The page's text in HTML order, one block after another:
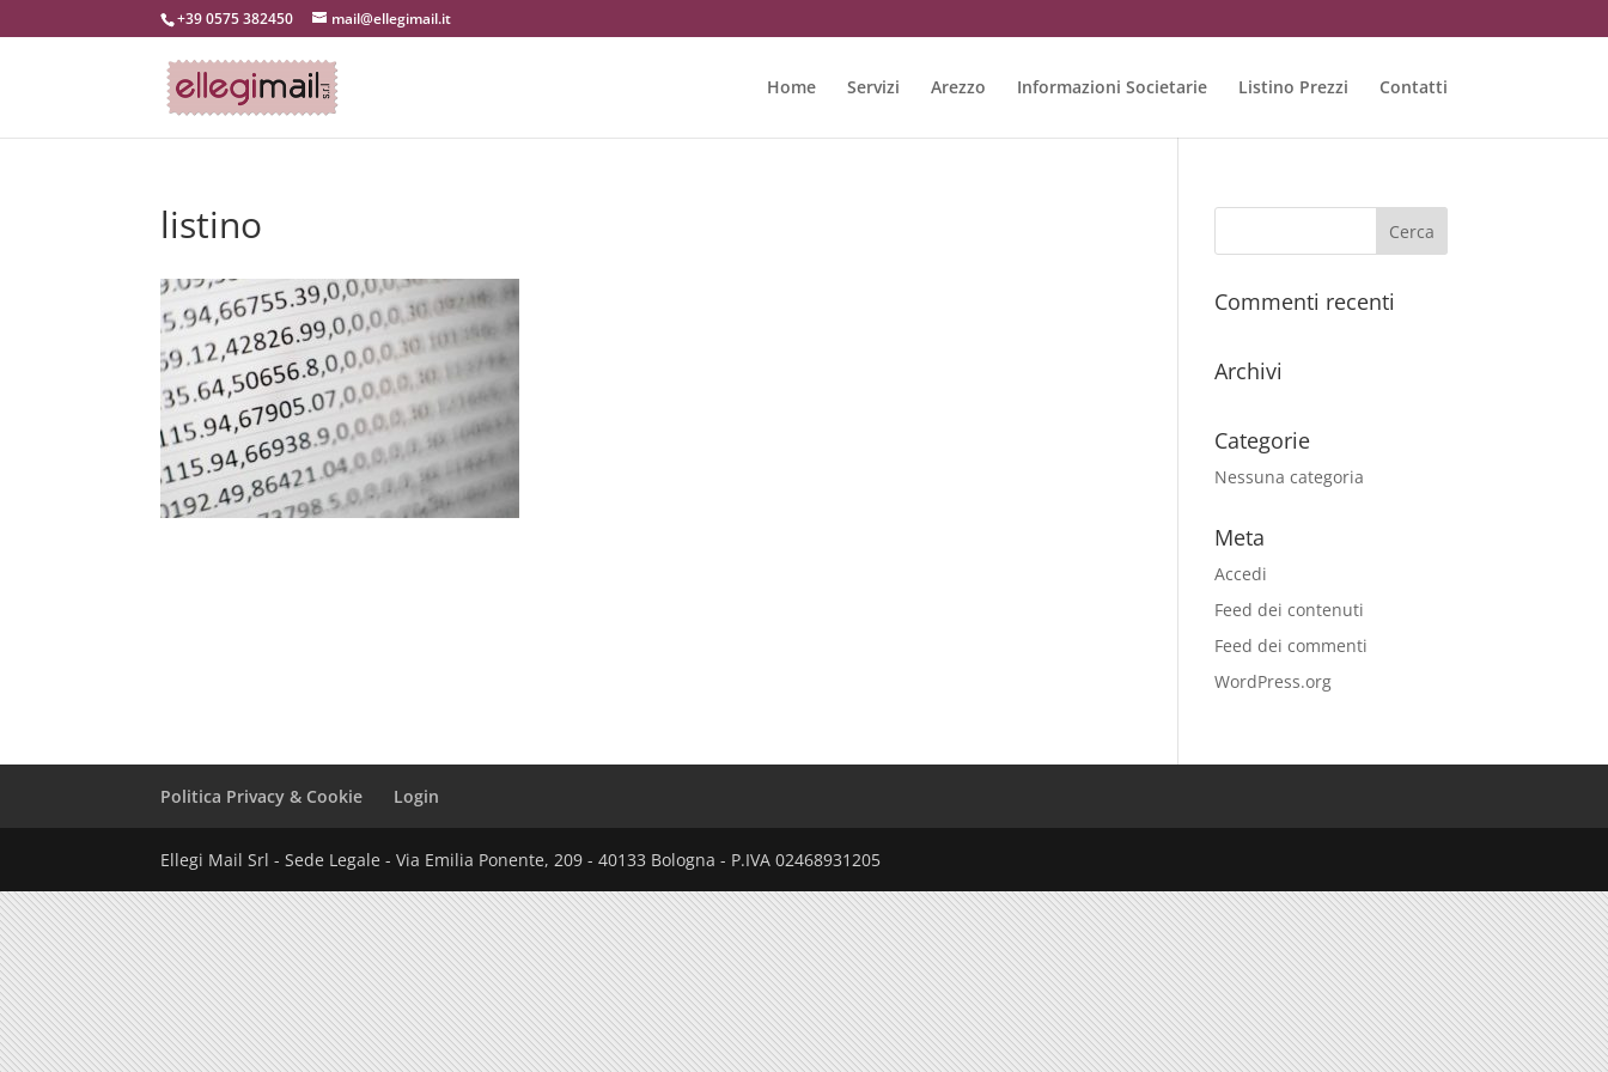
+39 0575 382450 mail@ellegimail.it
Home Servizi Arezzo Informazioni Societarie Listino Prezzi Contatti
listino
Commenti recenti
Archivi
Categorie
Nessuna categoria
Meta
Accedi
Feed dei contenuti
Feed dei commenti
WordPress.org
Politica Privacy & Cookie Login
Ellegi Mail Srl - Sede Legale - Via Emilia Ponente, 209 - 40133 Bologna - P.IVA 02468931205